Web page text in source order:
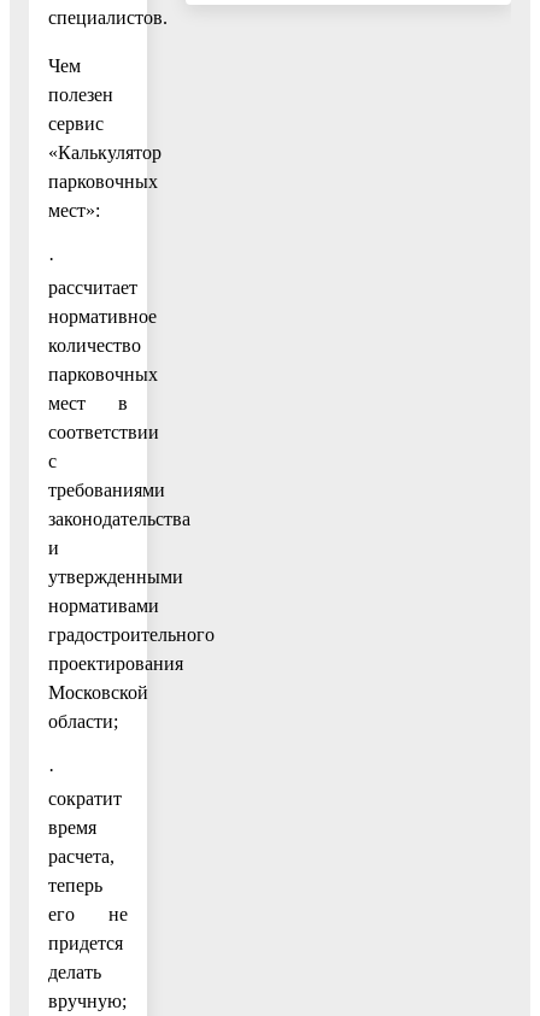
специалистов.
Чем
полезен
сервис
«Калькулятор
парковочных
мест»:
·
рассчитает
нормативное
количество
парковочных
мест в
соответствии
с
требованиями
законодательства
и
утвержденными
нормативами
градостроительного
проектирования
Московской
области;
·
сократит
время
расчета,
теперь
его не
придется
делать
вручную;